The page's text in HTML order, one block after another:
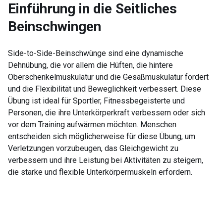
Einführung in die Seitliches
Beinschwingen
Side-to-Side-Beinschwünge sind eine dynamische
Dehnübung, die vor allem die Hüften, die hintere
Oberschenkelmuskulatur und die Gesäßmuskulatur fördert
und die Flexibilität und Beweglichkeit verbessert. Diese
Übung ist ideal für Sportler, Fitnessbegeisterte und
Personen, die ihre Unterkörperkraft verbessern oder sich
vor dem Training aufwärmen möchten. Menschen
entscheiden sich möglicherweise für diese Übung, um
Verletzungen vorzubeugen, das Gleichgewicht zu
verbessern und ihre Leistung bei Aktivitäten zu steigern,
die starke und flexible Unterkörpermuskeln erfordern.